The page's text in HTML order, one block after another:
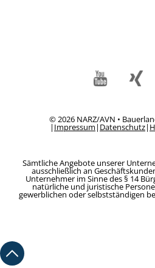
© 2026 NARZ/AVN •
| Impressum | Datenschutz|
Sämtliche Angebote unserer
ausschließlich an
Unternehmer im Sinne des § 14
natürliche und juristische
gewerblichen oder selbstständigen